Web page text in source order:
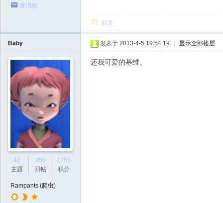
发消息
回复
Baby
42
主题
450
回帖
1760
积分
Rampants (爬虫)
发表于 2013-4-5 19:54:19 显示全部楼层
还我可爱的基维、